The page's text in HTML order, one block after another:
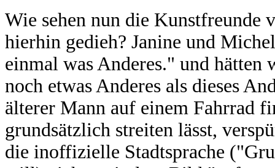
Wie sehen nun die Kunstfreunde
hierhin gedieh? Janine und
einmal was Anderes." und hätten
noch etwas Anderes als dieses
älterer Mann auf einem Fahrrad
grundsätzlich streiten lässt,
die inoffizielle Stadtsprache